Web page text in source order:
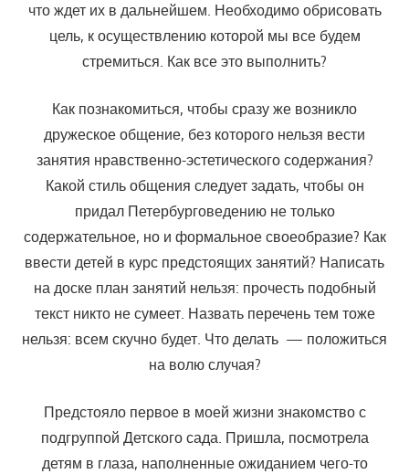
что ждет их в дальнейшем. Необходимо обрисовать
цель, к осуще­ствлению которой мы все будем
стремиться. Как все это выполнить?
Как познакомиться, чтобы сразу же возникло
дружеское обще­ние, без которого нельзя вести
занятия нравственно-эстетического со­держания?
Какой стиль общения следует задать, чтобы он
придал Петербурговедению не только
содержательное, но и формальное своеоб­разие? Как
ввести детей в курс предстоящих занятий? Написать
на доске план занятий нельзя: прочесть подобный
текст никто не сумеет. Назвать перечень тем тоже
нельзя: всем скучно будет. Что делать — положиться
на волю случая?
Предстояло первое в моей жизни знакомство с
подгруппой Дет­ского сада. Пришла, посмотрела
детям в глаза, наполненные ожидани­ем чего-то